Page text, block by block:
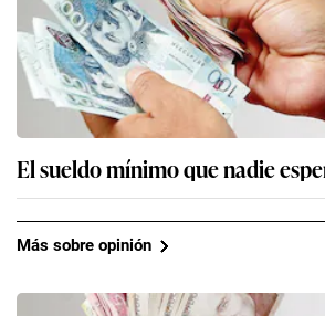
El sueldo mínimo que nadie
Más sobre opinión